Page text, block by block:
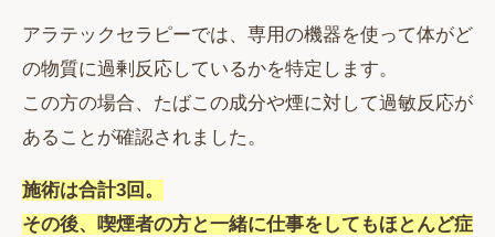
アラテックセラピーでは、専用の機器を使って体がど
の物質に過剰反応しているかを特定します。
この方の場合、たばこの成分や煙に対して過敏反応が
あることが確認されました。
施術は合計3回。
その後、喫煙者の方と一緒に仕事をしてもほとんど症